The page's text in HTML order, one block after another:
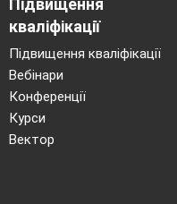
кваліфікації
Підвищення кваліфікації
Вебінари
Конференції
Курси
Вектор